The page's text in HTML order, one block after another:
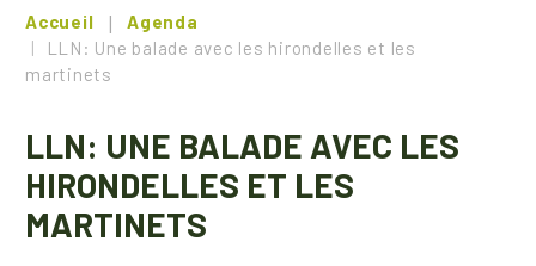
Accueil
Agenda
LLN: Une balade avec les hirondelles et les
martinets
LLN: UNE BALADE AVEC LES
HIRONDELLES ET LES
MARTINETS